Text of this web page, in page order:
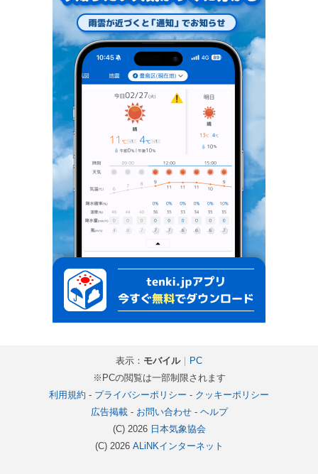
表示： モバイル｜ PC
※PCの閲覧は一部制限されます
利用規約 - プライバシーポリシー - クッキーポリシー
広告掲載- お問い合わせ- ヘルプ
(C) 2026 日本気象協会
(C) 2026 ALiNKインターネット